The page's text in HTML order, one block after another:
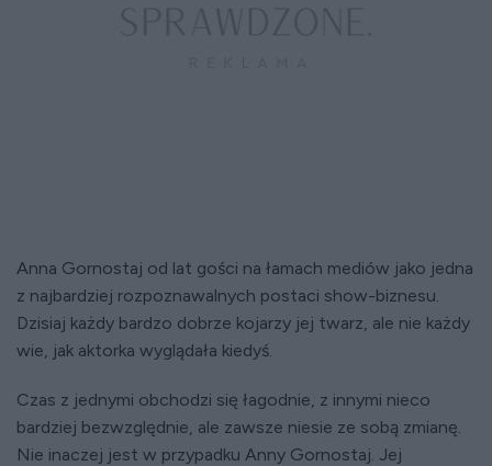
Anna Gornostaj od lat gości na łamach mediów jako jedna
z najbardziej rozpoznawalnych postaci show-biznesu.
Dzisiaj każdy bardzo dobrze kojarzy jej twarz, ale nie każdy
wie, jak aktorka wyglądała kiedyś.
Czas z jednymi obchodzi się łagodnie, z innymi nieco
bardziej bezwzględnie, ale zawsze niesie ze sobą zmianę.
Nie inaczej jest w przypadku Anny Gornostaj. Jej